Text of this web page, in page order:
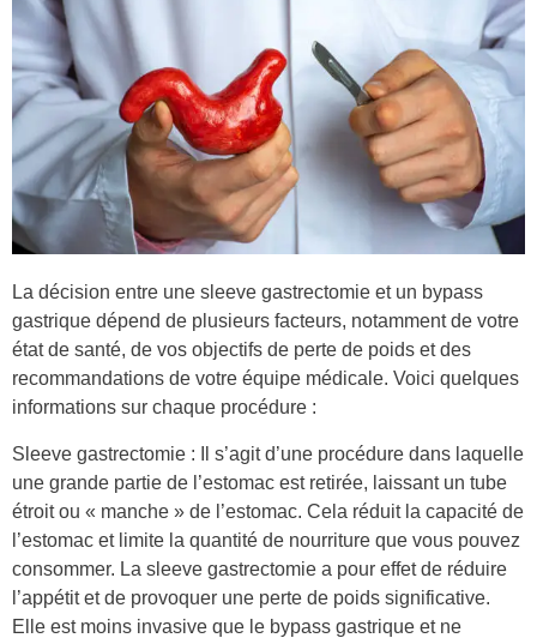
La décision entre une sleeve gastrectomie et un bypass
gastrique dépend de plusieurs facteurs, notamment de votre
état de santé, de vos objectifs de perte de poids et des
recommandations de votre équipe médicale. Voici quelques
informations sur chaque procédure :
Sleeve gastrectomie : Il s’agit d’une procédure dans laquelle
une grande partie de l’estomac est retirée, laissant un tube
étroit ou « manche » de l’estomac. Cela réduit la capacité de
l’estomac et limite la quantité de nourriture que vous pouvez
consommer. La sleeve gastrectomie a pour effet de réduire
l’appétit et de provoquer une perte de poids significative.
Elle est moins invasive que le bypass gastrique et ne